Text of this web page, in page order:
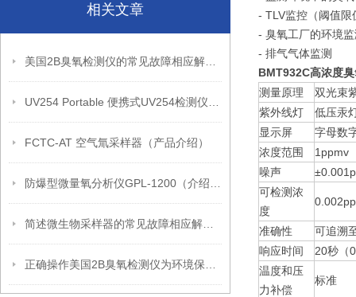
相关文章
FCTC-AT 空气氚采样器（产品介绍）
- TLV监控（阈值限
- 臭氧工厂的环境
- 排气气体监测
BMT932C高浓度
测量原理
双光束
紫外线灯
低压汞
显示屏
字母数
浓度范围
1ppmv
噪声
可检测浓
度
准确性
可追溯
响应时间
20秒（
温度和压
力补偿
标准